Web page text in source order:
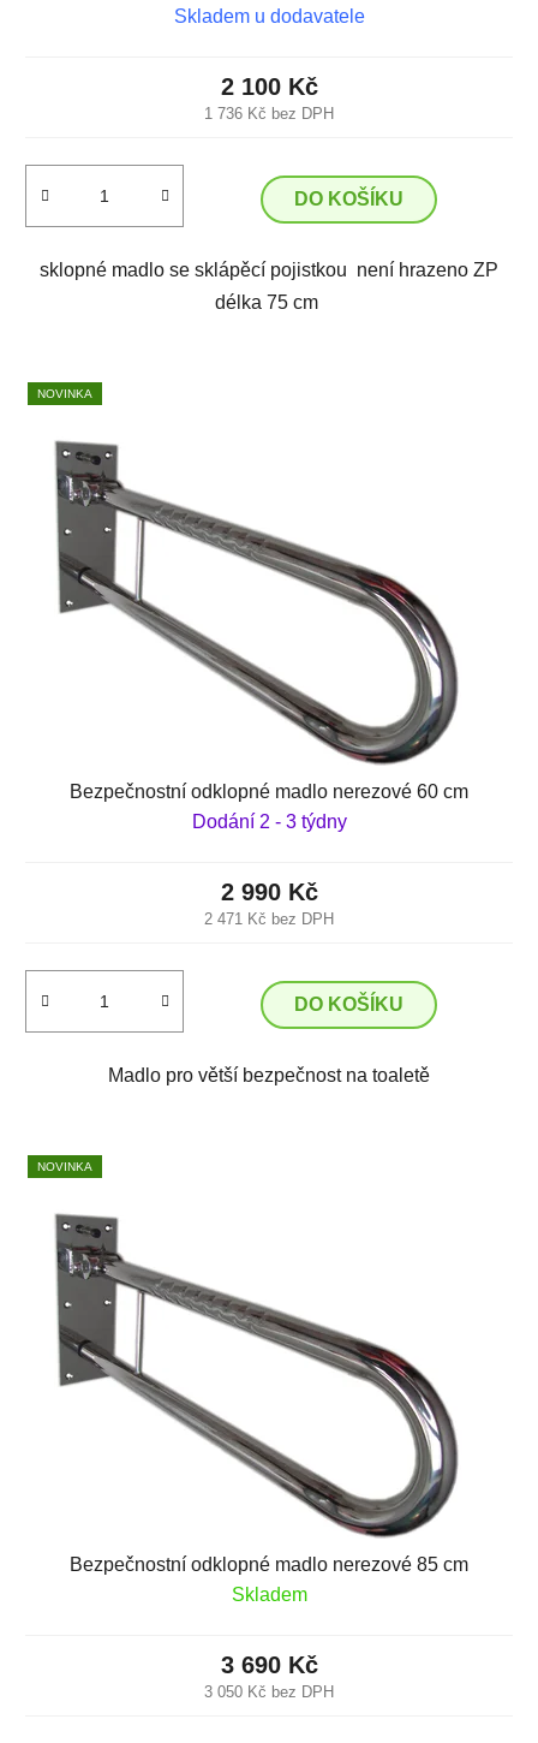
Skladem u dodavatele
1 736 Kč bez DPH
2 100 Kč
DO KOŠÍKU
sklopné madlo se sklápěcí pojistkou není hrazeno ZP
délka 75 cm
NOVINKA
Bezpečnostní odklopné madlo nerezové 60 cm
Dodání 2 - 3 týdny
2 471 Kč bez DPH
2 990 Kč
DO KOŠÍKU
Madlo pro větší bezpečnost na toaletě
NOVINKA
Bezpečnostní odklopné madlo nerezové 85 cm
Skladem
3 050 Kč bez DPH
3 690 Kč